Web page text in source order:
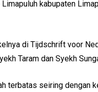
kabupaten
di Tijdschrift voor
Taram dan Syekh
terbatas seiring dengan